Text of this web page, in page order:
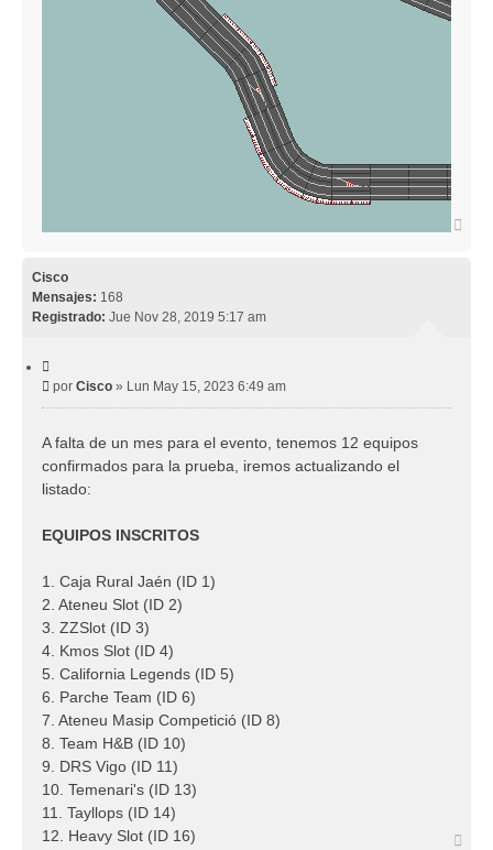
Cisco
Mensajes: 168
Registrado: Jue Nov 28, 2019 5:17 am
a
M
e
s
a
j
por Cisco » Lun May 15, 2023 6:49 am
A falta de un mes para el evento, tenemos 12 equipos
confirmados para la prueba, iremos actualizando el
listado:
EQUIPOS INSCRITOS
1. Caja Rural Jaén (ID 1)
2. Ateneu Slot (ID 2)
3. ZZSlot (ID 3)
4. Kmos Slot (ID 4)
5. California Legends (ID 5)
6. Parche Team (ID 6)
7. Ateneu Masip Competició (ID 8)
8. Team H&B (ID 10)
9. DRS Vigo (ID 11)
10. Temenari's (ID 13)
11. Tayllops (ID 14)
12. Heavy Slot (ID 16)